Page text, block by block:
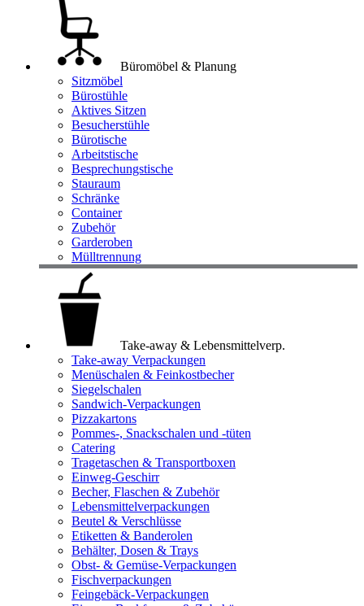
Büromöbel & Planung
Sitzmöbel
Bürostühle
Aktives Sitzen
Besucherstühle
Bürotische
Arbeitstische
Besprechungstische
Stauraum
Schränke
Container
Zubehör
Garderoben
Mülltrennung
Take-away & Lebensmittelverp.
Take-away Verpackungen
Menüschalen & Feinkostbecher
Siegelschalen
Sandwich-Verpackungen
Pizzakartons
Pommes-, Snackschalen und -tüten
Catering
Tragetaschen & Transportboxen
Einweg-Geschirr
Becher, Flaschen & Zubehör
Lebensmittelverpackungen
Beutel & Verschlüsse
Etiketten & Banderolen
Behälter, Dosen & Trays
Obst- & Gemüse-Verpackungen
Fischverpackungen
Feingebäck-Verpackungen